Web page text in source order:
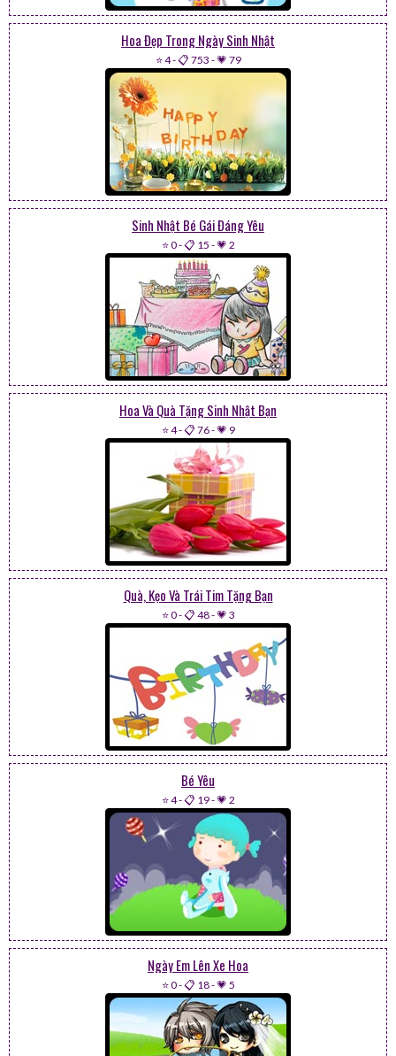
Hoa Đẹp Trong Ngày Sinh Nhật
⭐ 4-📋 753 -💗 79
Sinh Nhật Bé Gái Đáng Yêu
⭐ 0-📋 15 -💗 2
Hoa Và Quà Tặng Sinh Nhật Bạn
⭐ 4-📋 76-💗 9
Quà, Kẹo Và Trái Tim Tặng Bạn
⭐ 0-📋 48-💗 3
Bé Yêu
⭐ 4-📋 19-💗 2
Ngày Em Lên Xe Hoa
⭐ 0-📋 18-💗 5